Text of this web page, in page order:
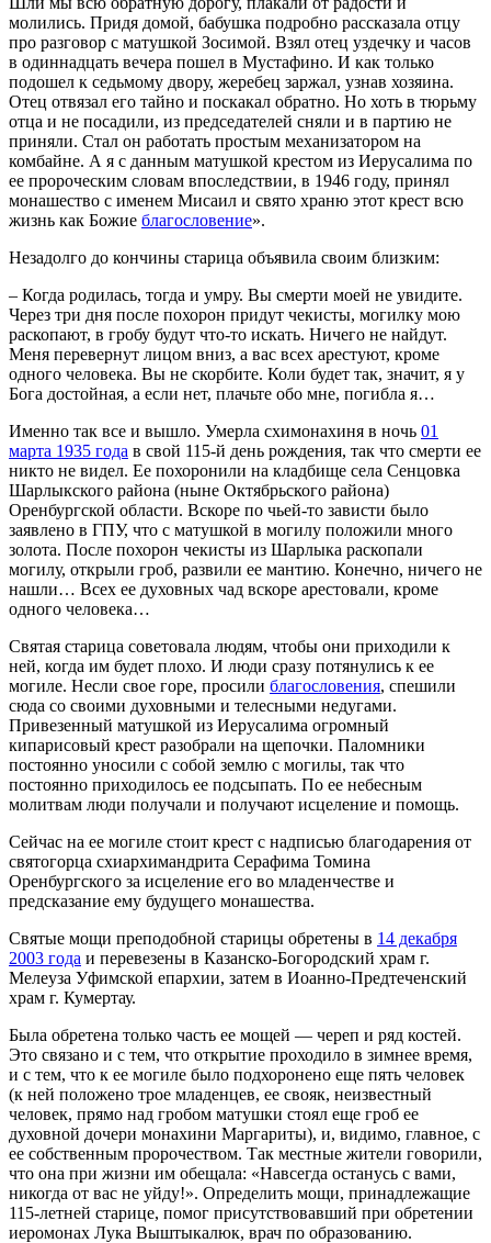
молились. Придя домой, бабушка подробно рассказала отцу
про разговор с матушкой Зосимой. Взял отец уздечку и часов
в одиннадцать вечера пошел в Мустафино. И как только
подошел к седьмому двору, жеребец заржал, узнав хозяина.
Отец отвязал его тайно и поскакал обратно. Но хоть в тюрьму
отца и не посадили, из председателей сняли и в партию не
приняли. Стал он работать простым механизатором на
комбайне. А я с данным матушкой крестом из Иерусалима по
ее пророческим словам впоследствии, в 1946 году, принял
монашество с именем Мисаил и свято храню этот крест всю
жизнь как Божие благословение».
Незадолго до кончины старица объявила своим близким:
– Когда родилась, тогда и умру. Вы смерти моей не увидите.
Через три дня после похорон придут чекисты, могилку мою
раскопают, в гробу будут что-то искать. Ничего не найдут.
Меня перевернут лицом вниз, а вас всех арестуют, кроме
одного человека. Вы не скорбите. Коли будет так, значит, я у
Бога достойная, а если нет, плачьте обо мне, погибла я…
Именно так все и вышло. Умерла схимонахиня в ночь 01
марта 1935 года в свой 115-й день рождения, так что смерти ее
никто не видел. Ее похоронили на кладбище села Сенцовка
Шарлыкского района (ныне Октябрьского района)
Оренбургской области. Вскоре по чьей-то зависти было
заявлено в ГПУ, что с матушкой в могилу положили много
золота. После похорон чекисты из Шарлыка раскопали
могилу, открыли гроб, развили ее мантию. Конечно, ничего не
нашли… Всех ее духовных чад вскоре арестовали, кроме
одного человека…
Святая старица советовала людям, чтобы они приходили к
ней, когда им будет плохо. И люди сразу потянулись к ее
могиле. Несли свое горе, просили благословения, спешили
сюда со своими духовными и телесными недугами.
Привезенный матушкой из Иерусалима огромный
кипарисовый крест разобрали на щепочки. Паломники
постоянно уносили с собой землю с могилы, так что
постоянно приходилось ее подсыпать. По ее небесным
молитвам люди получали и получают исцеление и помощь.
Сейчас на ее могиле стоит крест с надписью благодарения от
святогорца схиархимандрита Серафима Томина
Оренбургского за исцеление его во младенчестве и
предсказание ему будущего монашества.
Святые мощи преподобной старицы обретены в 14 декабря
2003 года и перевезены в Казанско-Богородский храм г.
Мелеуза Уфимской епархии, затем в Иоанно-Предтеченский
храм г. Кумертау.
Была обретена только часть ее мощей — череп и ряд костей.
Это связано и с тем, что открытие проходило в зимнее время,
и с тем, что к ее могиле было подхоронено еще пять человек
(к ней положено трое младенцев, ее свояк, неизвестный
человек, прямо над гробом матушки стоял еще гроб ее
духовной дочери монахини Маргариты), и, видимо, главное, с
ее собственным пророчеством. Так местные жители говорили,
что она при жизни им обещала: «Навсегда останусь с вами,
никогда от вас не уйду!». Определить мощи, принадлежащие
115-летней старице, помог присутствовавший при обретении
иеромонах Лука Выштыкалюк, врач по образованию.